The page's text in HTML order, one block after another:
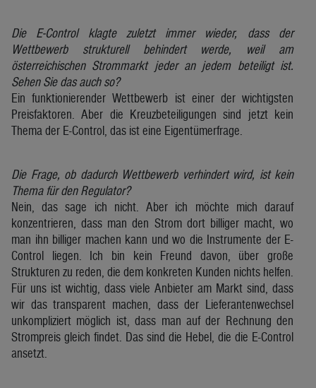
Die E-Control klagte zuletzt immer wieder, dass der
Wettbewerb strukturell behindert werde, weil am
österreichischen Strommarkt jeder an jedem beteiligt ist.
Sehen Sie das auch so?
Ein funktionierender Wettbewerb ist einer der wichtigsten
Preisfaktoren. Aber die Kreuzbeteiligungen sind jetzt kein
Thema der E-Control, das ist eine Eigentümerfrage.
Die Frage, ob dadurch Wettbewerb verhindert wird, ist kein
Thema für den Regulator?
Nein, das sage ich nicht. Aber ich möchte mich darauf
konzentrieren, dass man den Strom dort billiger macht, wo
man ihn billiger machen kann und wo die Instrumente der E-
Control liegen. Ich bin kein Freund davon, über große
Strukturen zu reden, die dem konkreten Kunden nichts helfen.
Für uns ist wichtig, dass viele Anbieter am Markt sind, dass
wir das transparent machen, dass der Lieferantenwechsel
unkompliziert möglich ist, dass man auf der Rechnung den
Strompreis gleich findet. Das sind die Hebel, die die E-Control
ansetzt.